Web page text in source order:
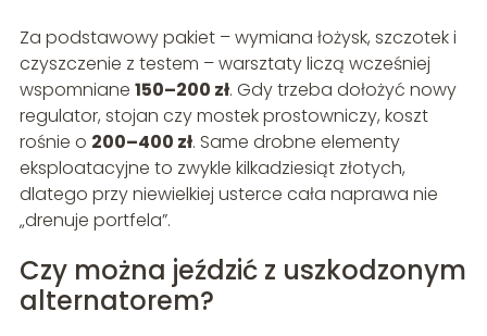
Za podstawowy pakiet – wymiana łożysk, szczotek i
czyszczenie z testem – warsztaty liczą wcześniej
wspomniane 150–200 zł. Gdy trzeba dołożyć nowy
regulator, stojan czy mostek prostowniczy, koszt
rośnie o 200–400 zł. Same drobne elementy
eksploatacyjne to zwykle kilkadziesiąt złotych,
dlatego przy niewielkiej usterce cała naprawa nie
„drenuje portfela”.
Czy można jeździć z uszkodzonym
alternatorem?